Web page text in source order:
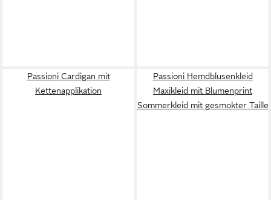
Passioni Cardigan mit
Kettenapplikation
Passioni Hemdblusenkleid
Maxikleid mit Blumenprint
Sommerkleid mit gesmokter Taille